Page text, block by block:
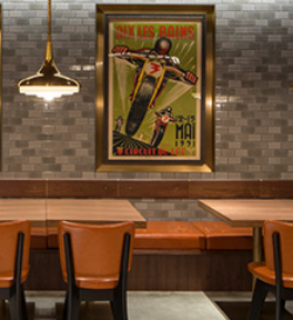
人情報